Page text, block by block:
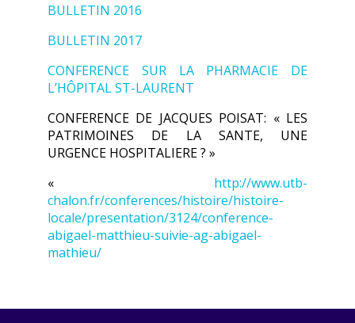
BULLETIN 2016
BULLETIN 2017
CONFERENCE SUR LA PHARMACIE DE
L’HÔPITAL ST-LAURENT
CONFERENCE DE JACQUES POISAT: « LES
PATRIMOINES DE LA SANTE, UNE
URGENCE HOSPITALIERE ? »
« http://www.utb-
chalon.fr/conferences/histoire/histoire-
locale/presentation/3124/conference-
abigael-matthieu-suivie-ag-abigael-
mathieu/